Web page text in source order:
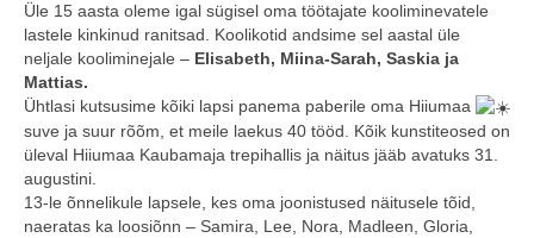
KAUBAMAJA
KAMPAANIAD
COOP KLIENDIKAART
KINKEKAART
PAKUME TÖÖD
Üle 15 aasta oleme igal sügisel oma töötajate kooliminevatele
lastele kinkinud ranitsad. Koolikotid andsime sel aastal üle
neljale kooliminejale – Elisabeth, Miina-Sarah, Saskia ja
Mattias.
Ühtlasi kutsusime kõiki lapsi panema paberile oma Hiiumaa
suve ja suur rõõm, et meile laekus 40 tööd. Kõik kunstiteosed on
üleval Hiiumaa Kaubamaja trepihallis ja näitus jääb avatuks 31.
augustini.
13-le õnnelikule lapsele, kes oma joonistused näitusele tõid,
naeratas ka loosiõnn – Samira, Lee, Nora, Madleen, Gloria,